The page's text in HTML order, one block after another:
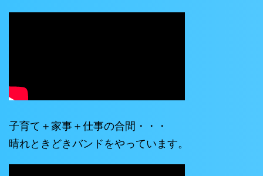
子育て＋家事＋仕事の合間・・・
晴れときどきバンドをやっています。